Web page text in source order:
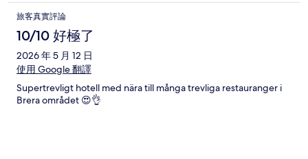
旅客真實評論
10/10 好極了
2026 年 5 月 12 日
使用 Google 翻譯
Supertrevligt hotell med nära till många trevliga restauranger i
Brera området 😍👌